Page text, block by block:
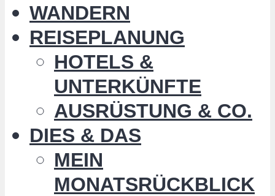
WANDERN
REISEPLANUNG
HOTELS &
UNTERKÜNFTE
AUSRÜSTUNG & CO.
DIES & DAS
MEIN
MONATSRÜCKBLICK